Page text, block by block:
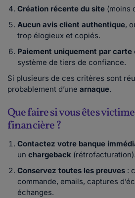
Création récente du site (moins
Aucun avis client authentique,
trop élogieux et copiés.
Paiement uniquement par carte
système de tiers de confiance.
Si plusieurs de ces critères sont
probablement d’une arnaque.
Que faire si vous êtes
financière ?
Contactez votre banque
un chargeback (rétrofacturation).
Conservez toutes les preuves :
commande, emails, captures
échanges.